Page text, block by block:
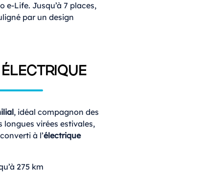
e-Life. Jusqu’à 7 places,
par un design
, idéal compagnon des
virées estivales,
à l’électrique
275 km